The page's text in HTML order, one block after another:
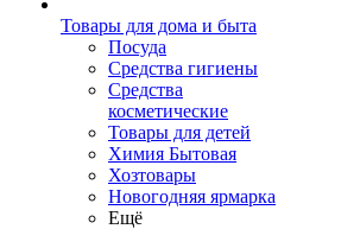
Товары для дома и быта
Посуда
Средства гигиены
Средства
косметические
Товары для детей
Химия Бытовая
Хозтовары
Новогодняя ярмарка
Ещё